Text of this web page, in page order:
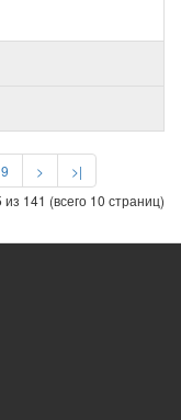
9 >
>|
141 (всего 10 страниц)